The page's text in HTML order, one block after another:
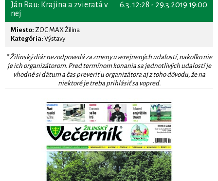
6.3. 12:28 - 29.3.2019 19:00
Ján Rau: Krajina a zvieratá v
nej
Miesto: ZOC MAX Žilina
Kategória: Výstavy
* Žilinský diár nezodpovedá za zmeny uverejnených udalostí, nakoľko nie
je ich organizátorom. Pred termínom konania sa jednotlivých udalostí je
vhodné si dátum a čas preveriť u organizátora aj z toho dôvodu, že na
niektoré je treba prihlásiť sa vopred.